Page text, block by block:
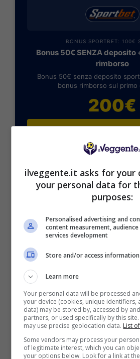
BONUS SPORTBET: 100€
Bonus 50€ SENZA deposito
rimborso
Bonus 50€ senza deposito
bonus rimborso sul primo
200€
VERIFICA
BONUS BENVENUTO
Fino a 2050€ sport e
Per i nuovi registrati: 100% fino a
Scommesse + 50% del primo
VERIFICA
Mostra Informazioni
ilveggente.it asks for your
your personal data for
purposes:
Personalised advertising and
content measurement, audience
services development
Store and/or access
Learn more
Your personal data will be processed
your device (cookies, unique identifiers,
data) may be stored by, accessed by
partners, or used specifically by this
may use precise geolocation data. List
Some vendors may process your
of legitimate interest, which you can
your options below. Look for a link at